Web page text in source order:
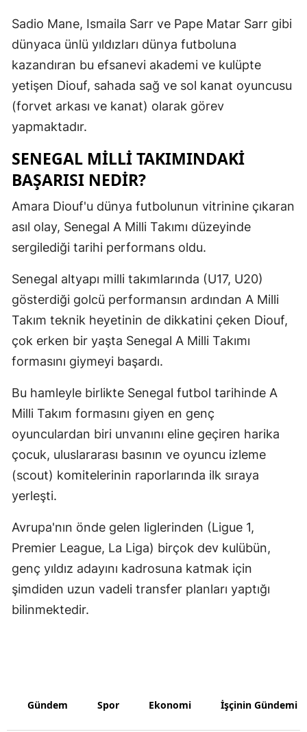
Kırşehir
Konya
Muş
Nevşehir
Rize
Siirt
Sivas
Tokat
Uşak
Van
Sadio Mane, Ismaila Sarr ve Pape Matar Sarr gibi
dünyaca ünlü yıldızları dünya futboluna
kazandıran bu efsanevi akademi ve kulüpte
yetişen Diouf, sahada sağ ve sol kanat oyuncusu
(forvet arkası ve kanat) olarak görev
yapmaktadır.
SENEGAL MILLI TAKIMINDAKI
BAŞARISI NEDIR?
Amara Diouf'u dünya futbolunun vitrinine çıkaran
asıl olay, Senegal A Milli Takımı düzeyinde
sergilediği tarihi performans oldu.
Senegal altyapı milli takımlarında (U17, U20)
gösterdiği golcü performansın ardından A Milli
Takım teknik heyetinin de dikkatini çeken Diouf,
çok erken bir yaşta Senegal A Milli Takımı
formasını giymeyi başardı.
Bu hamleyle birlikte Senegal futbol tarihinde A
Milli Takım formasını giyen en genç
oyunculardan biri unvanını eline geçiren harika
çocuk, uluslararası basının ve oyuncu izleme
(scout) komitelerinin raporlarında ilk sıraya
yerleşti.
Avrupa'nın önde gelen liglerinden (Ligue 1,
Premier League, La Liga) birçok dev kulübün,
genç yıldız adayını kadrosuna katmak için
şimdiden uzun vadeli transfer planları yaptığı
bilinmektedir.
Gündem Spor Ekonomi İşçinin Gündemi